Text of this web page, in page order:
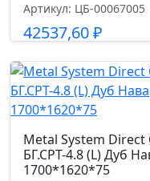
Артикул: ЦБ-00067005
42537,60₽
Metal System Direct
БГ.СРТ-4.8 (L) Дуб
1700*1620*75